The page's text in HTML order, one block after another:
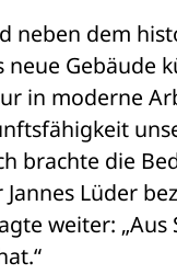
neben dem
Gebäude
in moderne
brachte die
Lüder
weiter: